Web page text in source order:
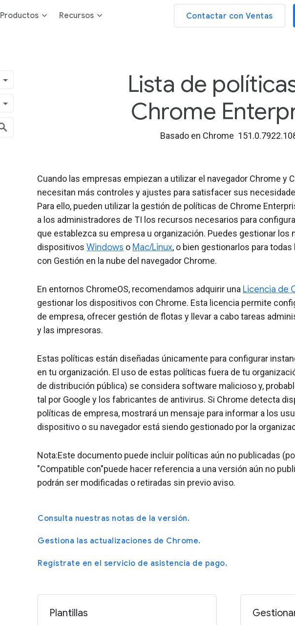
Productos Recursos Contactar con Ventas
Lista de
Chrome
Basado en Chrome
Cuando las empresas empiezan a utilizar el navegador Chrome y
necesitan más controles y ajustes para satisfacer sus
Para ello, pueden utilizar la gestión de políticas de Chrome
a los administradores de TI los recursos necesarios para
que establezca su empresa u organización. Puedes gestionar los
dispositivos Windows o Mac/Linux, o bien gestionarlos para
con Gestión en la nube del navegador Chrome.
En entornos ChromeOS, recomendamos adquirir una Licencia de
gestionar los dispositivos con Chrome. Esta licencia permite
de empresa, ofrecer gestión de flotas y llevar a cabo tareas
y las impresoras.
Estas políticas están diseñadas únicamente para configurar
en tu organización. El uso de estas políticas fuera de tu
de distribución pública) se considera software malicioso y,
tal por Google y los fabricantes de antivirus. Si Chrome detecta
políticas de empresa, mostrará un mensaje para informar a los
dispositivo o su navegador está siendo gestionado por la
Nota:Este documento puede incluir políticas aún no publicadas
"Compatible con"puede hacer referencia a una versión aún no
podrán ser modificadas o retiradas sin previo aviso.
Consulta nuestras notas de la versión.
Gestiona las actualizaciones de Chrome.
Regístrate en el servicio de asistencia de pago.
Plantillas